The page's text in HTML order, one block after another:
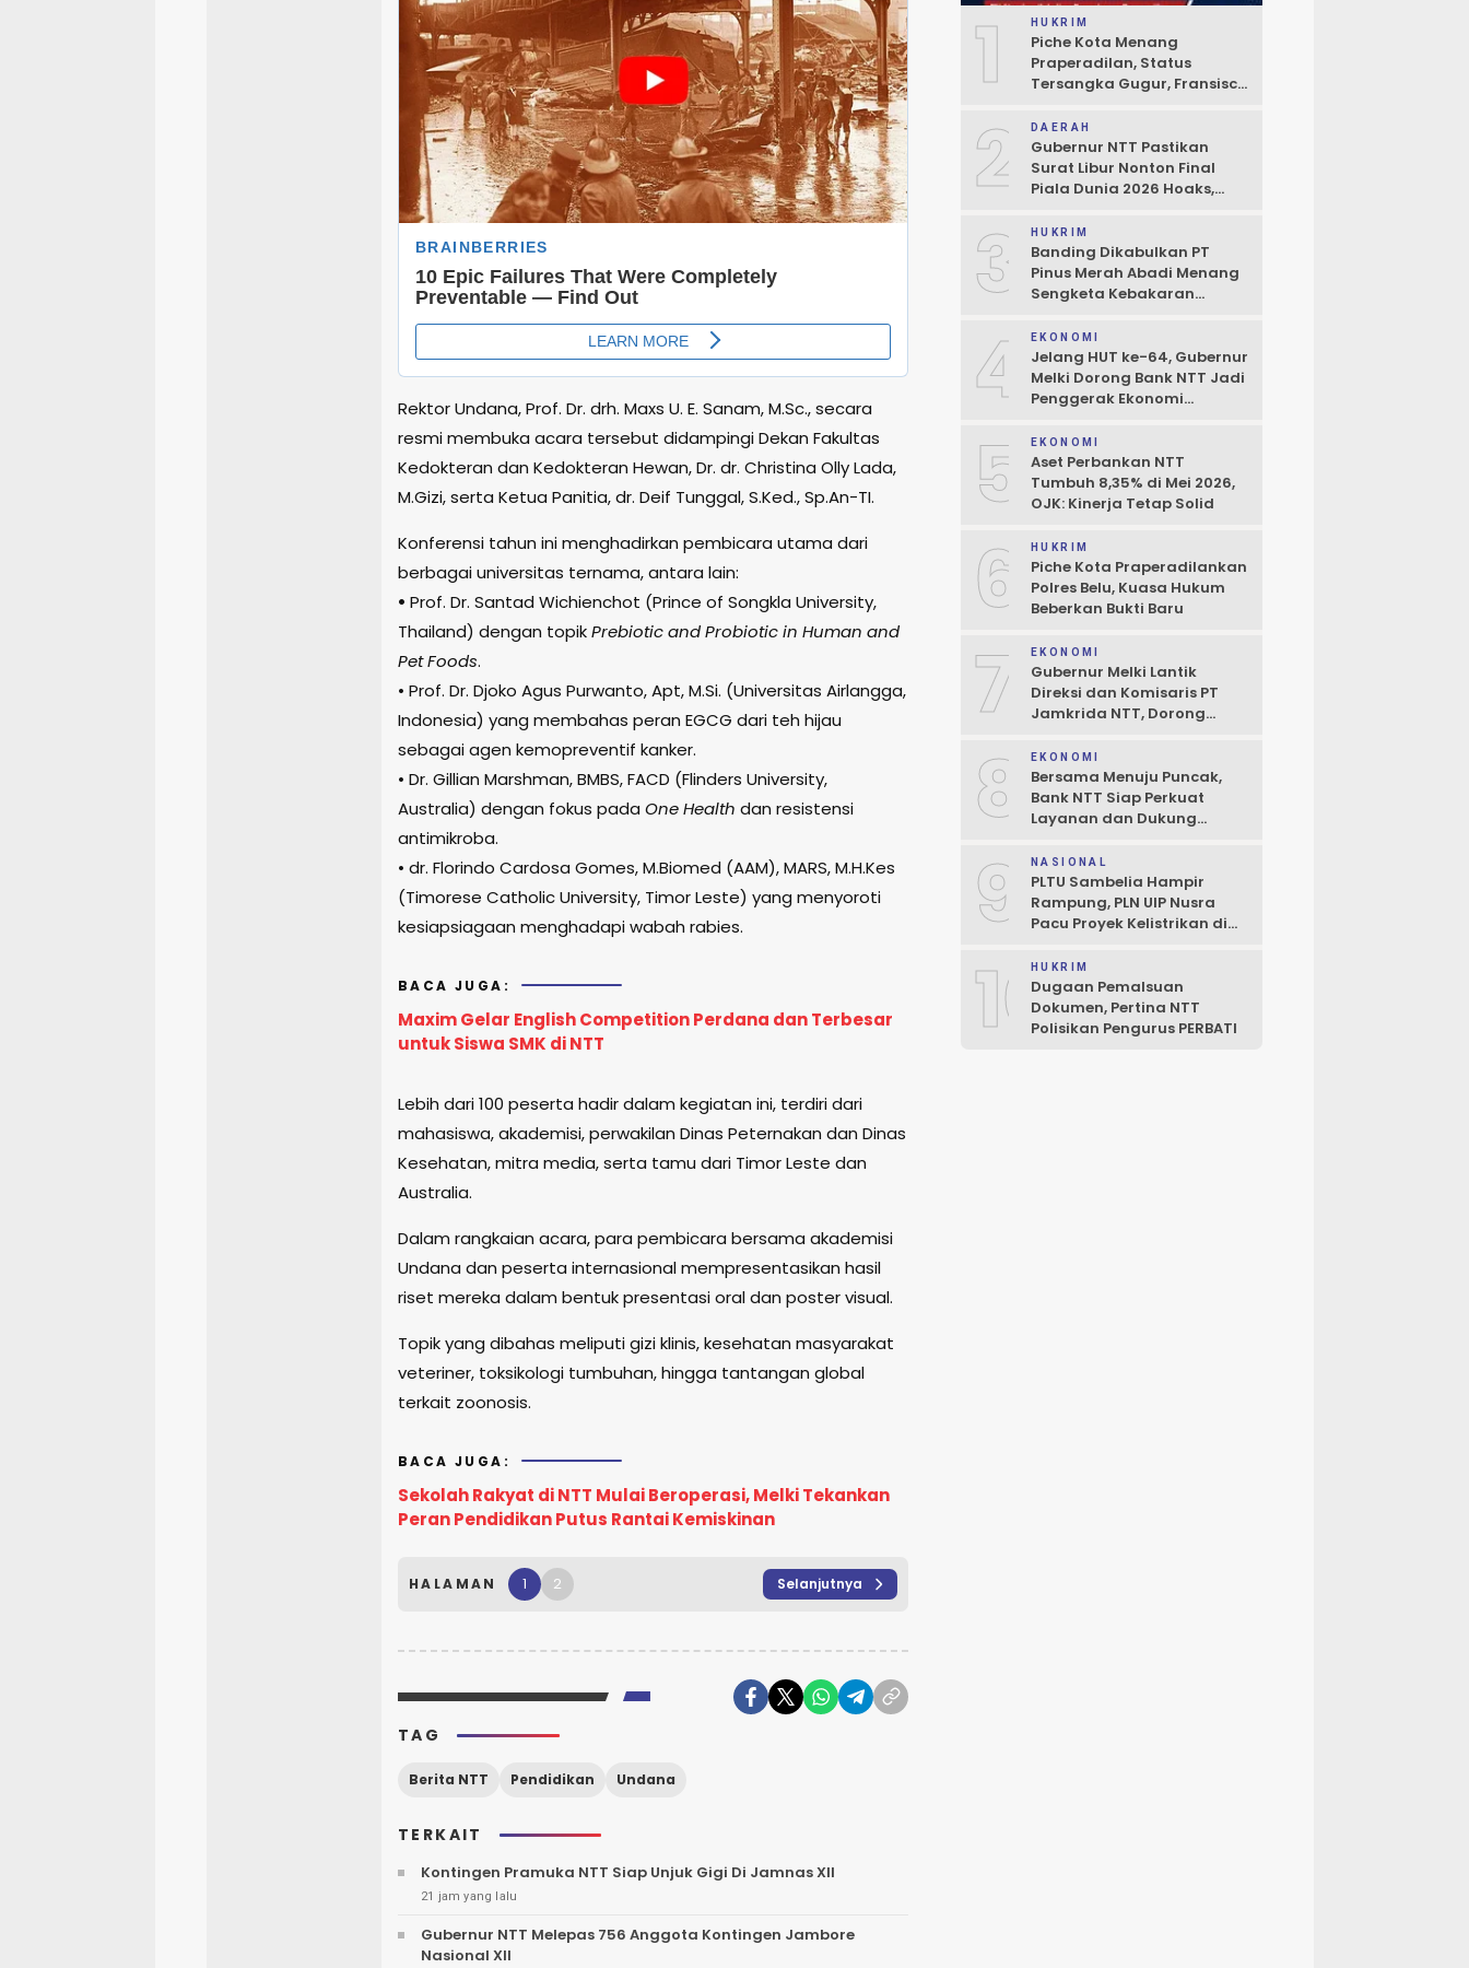
Rektor Undana, Prof. Dr. drh. Maxs U. E. Sanam, M.Sc., secara
resmi membuka acara tersebut didampingi Dekan Fakultas
Kedokteran dan Kedokteran Hewan, Dr. dr. Christina Olly Lada,
M.Gizi, serta Ketua Panitia, dr. Deif Tunggal, S.Ked., Sp.An-TI.
Konferensi tahun ini menghadirkan pembicara utama dari
berbagai universitas ternama, antara lain:
• Prof. Dr. Santad Wichienchot (Prince of Songkla University,
Thailand) dengan topikPrebiotic and Probiotic in Human and
Pet Foods.
• Prof. Dr. Djoko Agus Purwanto, Apt, M.Si. (Universitas Airlangga,
Indonesia) yang membahas peran EGCG dari teh hijau
sebagai agen kemopreventif kanker.
• Dr. Gillian Marshman, BMBS, FACD (Flinders University,
Australia) dengan fokus pada One Health dan resistensi
antimikroba.
• dr. Florindo Cardosa Gomes, M.Biomed (AAM), MARS, M.H.Kes
(Timorese Catholic University, Timor Leste) yang menyoroti
kesiapsiagaan menghadapi wabah rabies.
BACA JUGA:
Maxim Gelar English Competition Perdana dan Terbesar
untuk Siswa SMK di NTT
Lebih dari 100 peserta hadir dalam kegiatan ini, terdiri dari
mahasiswa, akademisi, perwakilan Dinas Peternakan dan Dinas
Kesehatan, mitra media, serta tamu dari Timor Leste dan
Australia.
Dalam rangkaian acara, para pembicara bersama akademisi
Undana dan peserta internasional mempresentasikan hasil
riset mereka dalam bentuk presentasi oral dan poster visual.
Topik yang dibahas meliputi gizi klinis, kesehatan masyarakat
veteriner, toksikologi tumbuhan, hingga tantangan global
terkait zoonosis.
BACA JUGA:
Sekolah Rakyat di NTT Mulai Beroperasi, Melki Tekankan
Peran Pendidikan Putus Rantai Kemiskinan
HALAMAN 1 2 Selanjutnya
TAG
Berita NTT Pendidikan Undana
TERKAIT
Kontingen Pramuka NTT Siap Unjuk Gigi Di Jamnas XII
21 jam yang lalu
Gubernur NTT Melepas 756 Anggota Kontingen Jambore
Nasional XII
1 HUKRIM
Piche Kota Menang
Praperadilan, Status
Tersangka Gugur, Fransisco
Pendukung
2 DAERAH
Gubernur NTT Pastikan
Surat Libur Nonton Final
Piala Dunia 2026 Hoaks,
Boleh Terhambat
3 HUKRIM
Banding Dikabulkan PT
Pinus Merah Abadi Menang
Sengketa Kebakaran
4 EKONOMI
Jelang HUT ke-64, Gubernur
Melki Dorong Bank NTT Jadi
Penggerak Ekonomi
5 EKONOMI
Aset Perbankan NTT
Tumbuh 8,35% di Mei 2026,
OJK: Kinerja Tetap Solid
6 HUKRIM
Piche Kota Praperadilankan
Polres Belu, Kuasa Hukum
Beberkan Bukti Baru
7 EKONOMI
Gubernur Melki Lantik
Direksi dan Komisaris PT
Jamkrida NTT, Dorong
Kredit UMKM
8 EKONOMI
Bersama Menuju Puncak,
Bank NTT Siap Perkuat
Layanan dan Dukung
9 NASIONAL
PLTU Sambelia Hampir
Rampung, PLN UIP Nusra
Pacu Proyek Kelistrikan di
10HUKRIM
Dugaan Pemalsuan
Dokumen, Pertina NTT
Polisikan Pengurus PERBATI